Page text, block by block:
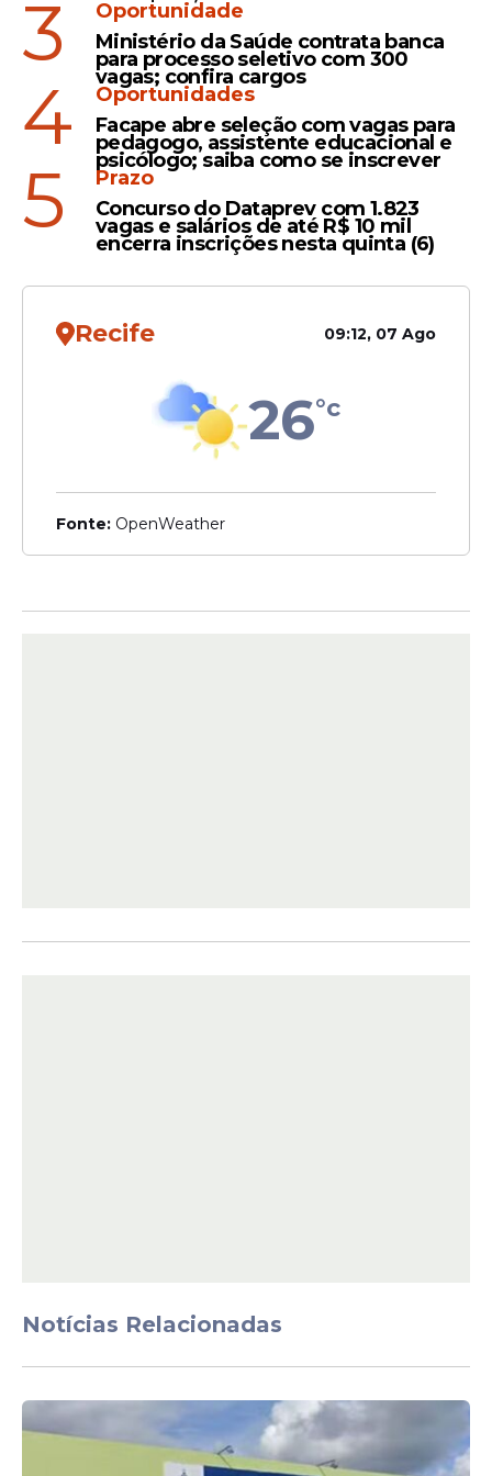
Estudantes na Paixão de
Cristo
A Prefeitura de Belo Jardim, por meio da
Secretaria de Educação, Esportes e
Tecnologia, promoveu a ida de estudantes
da rede municipal para assistir à tradicional
de Nova Jerusalém. O
espetáculoé realizado no distrito de
Fazenda Nova, no município de Brejo da
Madre de Deus, no Agreste de
abertura da Paixão de
3
Oportunidade
Ministério da Saúde contrata banca
para processo seletivo com 300
vagas; confira cargos
4
Oportunidades
Facape abre seleção com vagas para
pedagogo, assistente educacional e
psicólogo; saiba como se inscrever
5
Prazo
Concurso do Dataprev com 1.823
vagas e salários de até R$ 10 mil
encerra inscrições nesta quinta (6)
Recife 09:12, 07 Ago
26°c
Fonte: OpenWeather
Notícias Relacionadas